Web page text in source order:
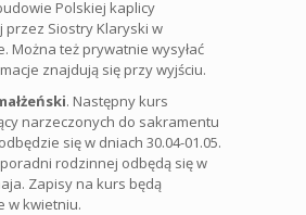
Polskiej kaplicy
przez Siostry Klaryski w
Można też prywatnie wysyłać
znajdują się przy wyjściu.
. Następny kurs
narzeczonych do sakramentu
się w dniach 30.04-01.05.
rodzinnej odbędą się w
Zapisy na kurs będą
w kwietniu.